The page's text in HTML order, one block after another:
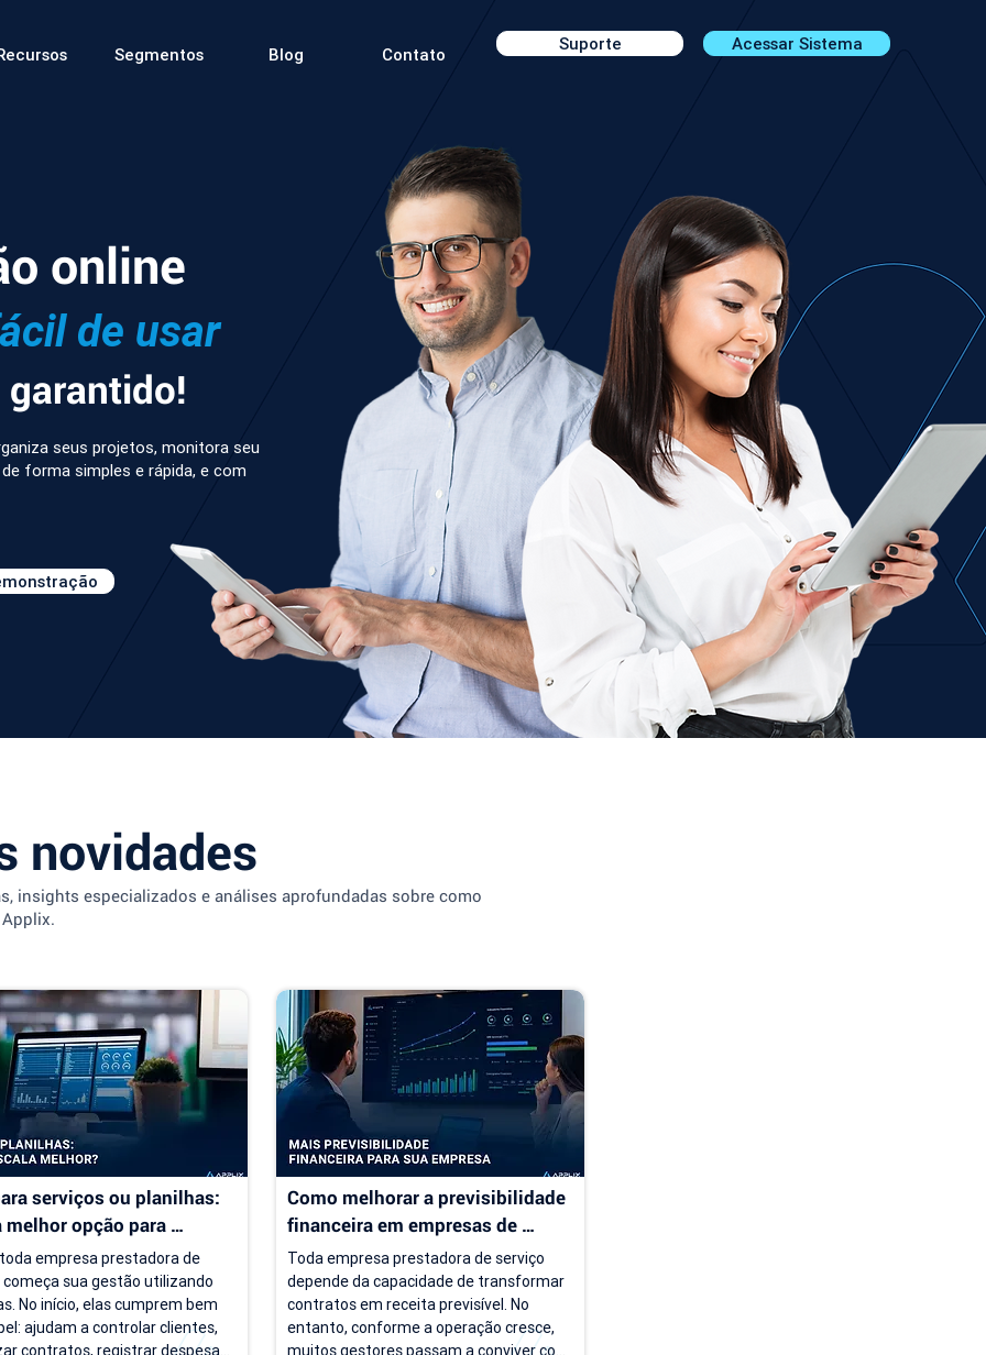
Segmentos Blog Contato
Suporte Acessar Sistema
seus projetos, monitora seu
forma simples e rápida, e com
online
de usar
garantido!
novidades
insights especializados e análises aprofundadas sobre como
serviços ou planilhas:
melhor opção para
de serviço?
empresa prestadora de
começa sua gestão utilizando
No início, elas cumprem bem
ajudam a controlar clientes,
contratos, registrar despesas
Como melhorar a previsibilidade
financeira em empresas de
serviço
Toda empresa prestadora de serviço
depende da capacidade de transformar
contratos em receita previsível. No
entanto, conforme a operação cresce,
muitos gestores passam a conviver com